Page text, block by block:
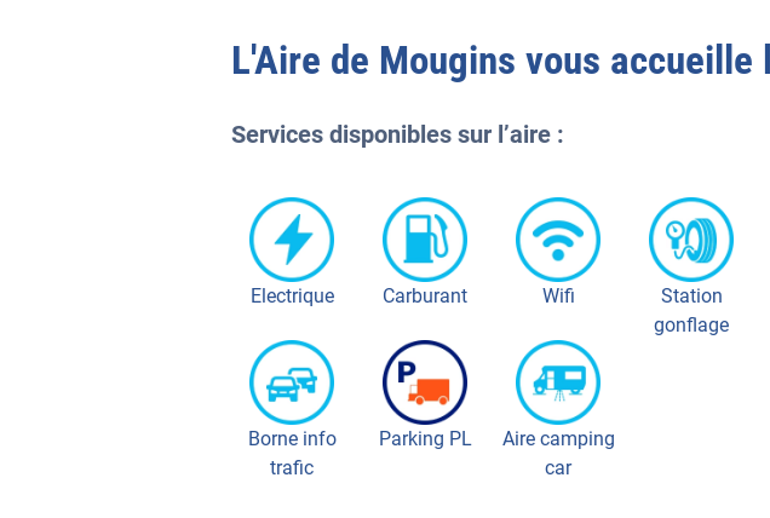
L'Aire de Mougins vous accueille
Services disponibles sur l’aire :
Electrique Carburant Wifi
Station
gonflage
Borne info
trafic
Parking PL
Aire camping
car